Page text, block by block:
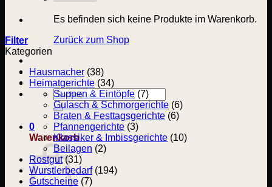
Es befinden sich keine Produkte im Warenkorb.
Zurück zum Shop
Suchen
nach:
0
Warenkorb
Filter
Kategorien
Hausmacher (38)
Heimatgerichte (34)
Suppen & Eintöpfe (7)
Gulasch & Schmorgerichte (6)
Braten & Festtagsgerichte (6)
Pfannengerichte (3)
Klassiker & Imbissgerichte (10)
Beilagen (2)
Rostgut (31)
Wurstlerbedarf (194)
Gutscheine (7)